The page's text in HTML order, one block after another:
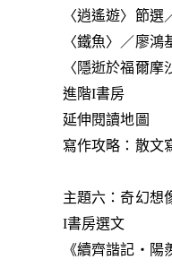
〈逍遙遊〉節選
〈鐵魚〉／廖鴻
〈隱逝於福爾
進階I書房
延伸閱讀地圖
寫作攻略：散文
主題六：奇幻想
I書房選文
《續齊諧記‧陽